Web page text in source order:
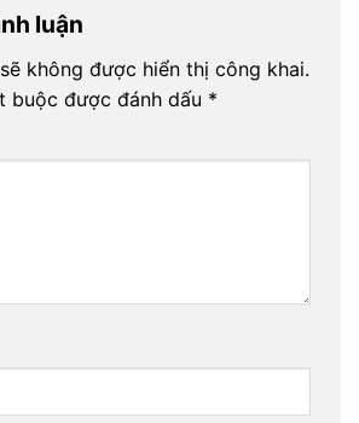
luận
không được hiển thị công khai.
buộc được đánh dấu *